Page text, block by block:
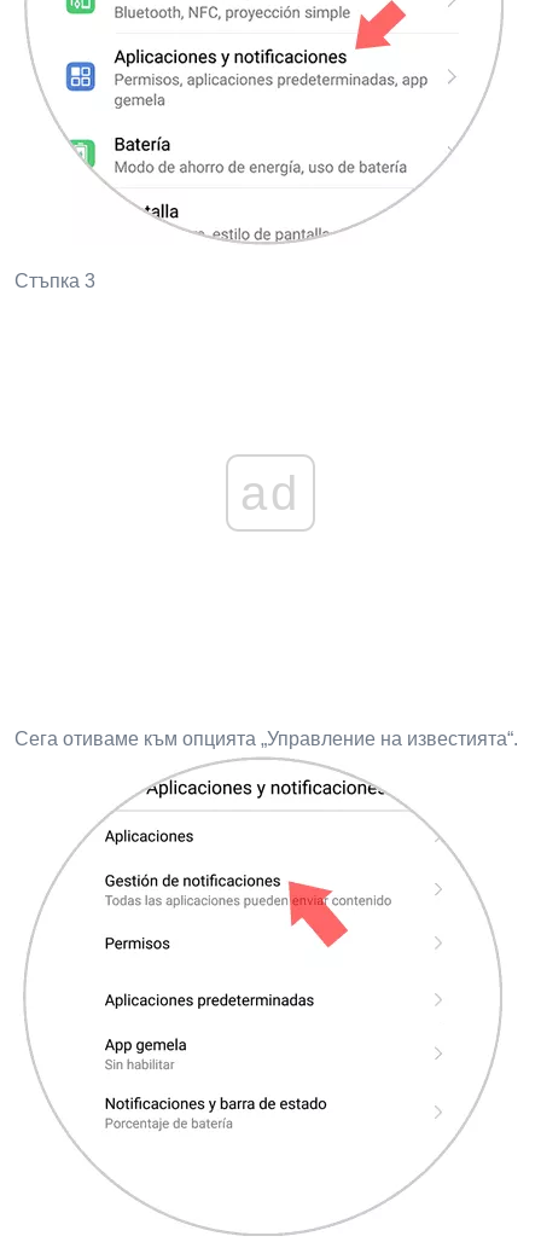
Стъпка 3
ad
Сега отиваме към опцията „Управление на известията“.